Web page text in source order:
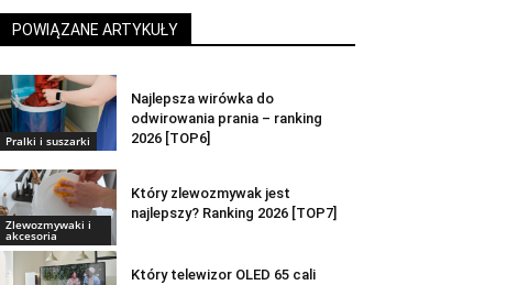
POWIĄZANE ARTYKUŁY
Pralki i suszarki
Najlepsza wirówka do
odwirowania prania – ranking
2026 [TOP6]
Zlewozmywaki i
akcesoria
Który zlewozmywak jest
najlepszy? Ranking 2026 [TOP7]
Który telewizor OLED 65 cali